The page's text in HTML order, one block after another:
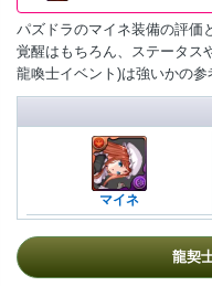
パズドラのマイネ装備の評価
覚醒はもちろん、ステータス
龍喚士イベント)は強いかの参
マイネ
龍契